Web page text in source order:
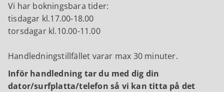
Vi har bokningsbara tider:
tisdagar kl.17.00-18.00
torsdagar kl.10.00-11.00
Handledningstillfället varar max 30 minuter.
Inför handledning tar du med dig din
dator/surfplatta/telefon så vi kan titta på det